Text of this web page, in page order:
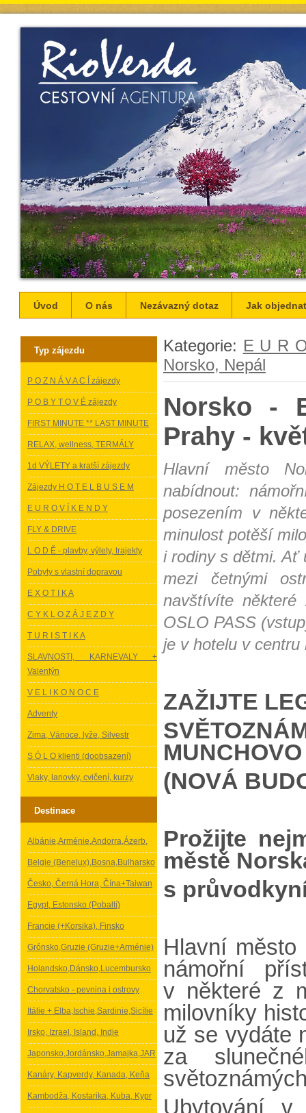
Úvod O nás Nezávazný dotaz Jak
Typ zájezdu
P O Z N Á V A C Í zájezdy
P O B Y T O V É zájezdy
FIRST MINUTE ** LAST MINUTE
RELAX, wellness, TERMÁLY
1d VÝLETY a kratší zájezdy
Zájezdy H O T E L B U S E M
E U R O V Í K E N D Y
FLY & DRIVE
L O D Ě - plavby, výlety, trajekty
Pobyty s vlastní dopravou
E X O T I K A
C Y K L O Z Á J E Z D Y
T U R I S T I K A
SLAVNOSTI, KARNEVALY +
Valentýn
V E L I K O N O C E
Adventy
Zima, Vánoce, lyže, Silvestr
S Ó L O klienti (doobsazení)
Vlaky, lanovky, cvičení, kurzy
Destinace
Albánie,Arménie,Andorra,Ázerb.
Belgie (Benelux),Bosna,Bulharsko
Česko, Černá Hora, Čína+Taiwan
Egypt, Estonsko (Pobaltí)
Francie (+Korsika), Finsko
Grónsko,Gruzie (Gruzie+Arménie)
Holandsko,Dánsko,Lucembursko
Chorvatsko - pevnina i ostrovy
Itálie + Elba,Ischie,Sardinie,Sicílie
Irsko, Izrael, Island, Indie
Japonsko,Jordánsko,Jamajka,JAR
Kanáry, Kapverdy, Kanada, Keňa
Kambodža, Kostarika, Kuba, Kypr
Kategorie: E U R
Norsko, Nepál
Norsko -
Prahy -
Hlavní město
nabídnout:
posezením v
minulost potěší
i rodiny s dětmi. Ať
mezi četnými
navštívíte některé
OSLO PASS
je v hotelu v centru
ZAŽIJTE
MUNCHOVO
(NOVÁ
Prožijte
městě
s
Hlavní
námořní
v některé z
milovníky
už se vydáte
za
Ubytování